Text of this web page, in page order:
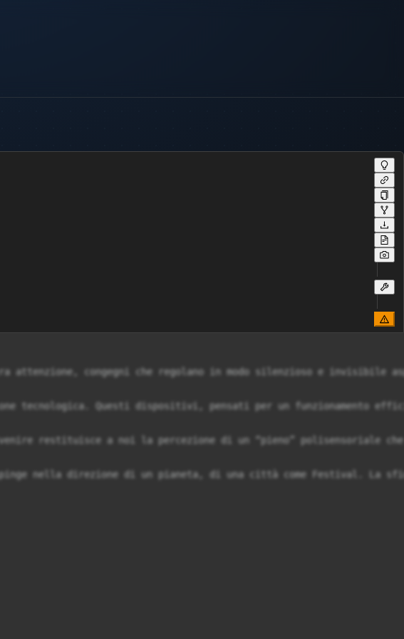
attenzione, congegni che regolano in modo silenzioso e
tecnologica. Questi dispositivi, pensati per un
restituisce a noi la percezione di un “pieno” polisensoriale
nella direzione di un pianeta, di una città come Festival.